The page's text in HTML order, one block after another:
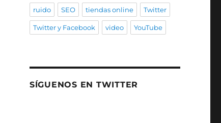
ruido SEO tiendas online Twitter
Twitter y Facebook video YouTube
SÍGUENOS EN TWITTER